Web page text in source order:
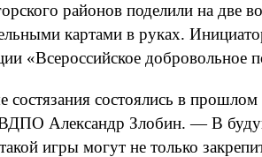
районов поделили на
картами в руках.
«Всероссийское добровольное
состоялись в прошлом
ВДПО Александр Злобин. — В
игры могут не только